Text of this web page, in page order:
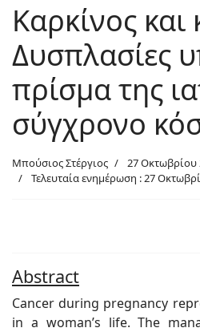
Καρκίνος
Δυσπλασίες
πρίσμα της
σύγχρονο
Μπούσιος Στέργιος
27 Οκτωβρίου
Τελευταία ενημέρωση : 27
Abstract
Cancer during pregnancy
in a woman’s life. The